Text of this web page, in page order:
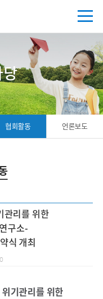
협회활동 언론보도
당
관리를 위한
구소-
식 개최
기관리를 위한